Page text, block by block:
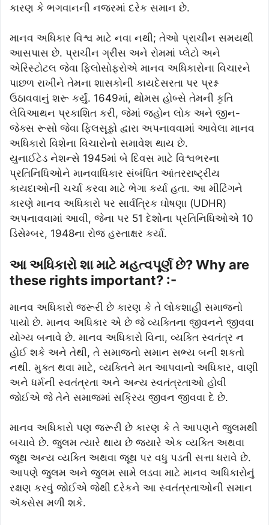
કારણ કે ભગવાનની નજરમાં દરેક સમાન છે.
માનવ અધિકાર વિશ્વ માટે નવા નથી; તેઓ પ્રાચીન સમયથી
આસપાસ છે. પ્રાચીન ગ્રીસ અને રોમમાં પ્લેટો અને
એરિસ્ટોટલ જેવા ફિલોસોફરોએ માનવ અધિકારોના વિચારને
પાછળ રાખીને તેમના શાસકોની કાયદેસરતા પર પ્રશ્ન
ઉઠાવવાનું શરૂ કર્યું. 1649માં, થોમસ હોબ્સે તેમની કૃતિ
લેવિઆથન પ્રકાશિત કરી, જેમાં જ્હોન લોક અને જીન-
જેક્સ રૂસો જેવા ફિલસૂફો દ્વારા અપનાવવામાં આવેલા માનવ
અધિકારો વિશેના વિચારોનો સમાવેશ થાય છે.
યુનાઈટેડ નેશન્સે 1945માં બે દિવસ માટે વિશ્વભરના
પ્રતિનિધિઓને માનવાધિકાર સંબંધિત આંતરરાષ્ટ્રીય
કાયદાઓની ચર્ચા કરવા માટે ભેગા કર્યા હતા. આ મીટિંગને
કારણે માનવ અધિકારો પર સાર્વત્રિક ઘોષણા (UDHR)
અપનાવવામાં આવી, જેના પર 51 દેશોના પ્રતિનિધિઓએ 10
ડિસેમ્બર, 1948ના રોજ હસ્તાક્ષર કર્યા.
આ અધિકારો શા માટે મહત્વપૂર્ણ છે? Why are
these rights important? :-
માનવ અધિકારો જરૂરી છે કારણ કે તે લોકશાહી સમાજનો
પાયો છે. માનવ અધિકાર એ છે જે વ્યક્તિના જીવનને જીવવા
યોગ્ય બનાવે છે. માનવ અધિકારો વિના, વ્યક્તિ સ્વતંત્ર ન
હોઈ શકે અને તેથી, તે સમાજનો સમાન સભ્ય બની શકતો
નથી. મુક્ત થવા માટે, વ્યક્તિને મત આપવાનો અધિકાર, વાણી
અને ધર્મની સ્વતંત્રતા અને અન્ય સ્વતંત્રતાઓ હોવી
જોઈએ જે તેને સમાજમાં સક્રિય જીવન જીવવા દે છે.
માનવ અધિકારો પણ જરૂરી છે કારણ કે તે આપણને જુલમથી
બચાવે છે. જુલમ ત્યારે થાય છે જ્યારે એક વ્યક્તિ અથવા
જૂથ અન્ય વ્યક્તિ અથવા જૂથ પર વધુ પડતી સત્તા ધરાવે છે.
આપણે જુલમ અને જુલમ સામે લડવા માટે માનવ અધિકારોનું
રક્ષણ કરવું જોઈએ જેથી દરેકને આ સ્વતંત્રતાઓની સમાન
ઍક્સેસ મળી શકે.